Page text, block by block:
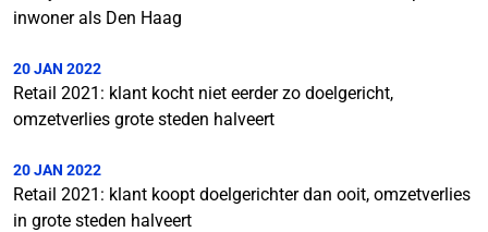
inwoner als Den Haag
20 JAN 2022
Retail 2021: klant kocht niet eerder zo doelgericht,
omzetverlies grote steden halveert
20 JAN 2022
Retail 2021: klant koopt doelgerichter dan ooit, omzetverlies
in grote steden halveert